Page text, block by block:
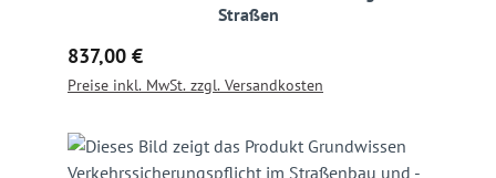
Straßen
Regulärer Preis:
837,00 €
Preise inkl. MwSt. zzgl. Versandkosten